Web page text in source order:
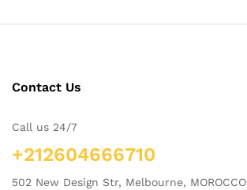
Contact Us
Call us 24/7
+212604666710
502 New Design Str, Melbourne, MOROCCO